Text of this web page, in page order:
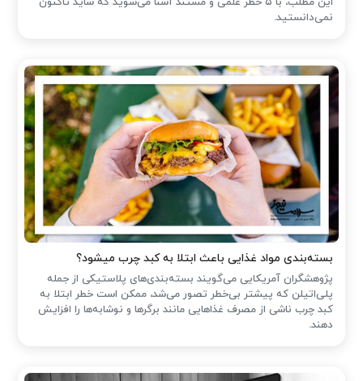
نمی‌دانستید.
بسته‌بندی مواد غذایی باعث ابتلا به کبد چرب میشود؟
پژوهشگران آمریکایی می‌گویند بسته‌بندی‌های پلاستیکی از جمله
پلی‌اتیلن که پیشتر بی‌خطر تصور می‌شد، ممکن است خطر ابتلا به
کبد چرب ناشی از مصرف غذاهایی مانند برگرها و نوشابه‌ها را افزایش
دهند.